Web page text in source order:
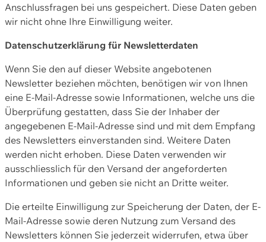
Anschlussfragen bei uns gespeichert. Diese Daten geben
wir nicht ohne Ihre Einwilligung weiter.
Datenschutzerklärung für Newsletterdaten
Wenn Sie den auf dieser Website angebotenen
Newsletter beziehen möchten, benötigen wir von Ihnen
eine E-Mail-Adresse sowie Informationen, welche uns die
Überprüfung gestatten, dass Sie der Inhaber der
angegebenen E-Mail-Adresse sind und mit dem Empfang
des Newsletters einverstanden sind. Weitere Daten
werden nicht erhoben. Diese Daten verwenden wir
ausschliesslich für den Versand der angeforderten
Informationen und geben sie nicht an Dritte weiter.
Die erteilte Einwilligung zur Speicherung der Daten, der E-
Mail-Adresse sowie deren Nutzung zum Versand des
Newsletters können Sie jederzeit widerrufen, etwa über